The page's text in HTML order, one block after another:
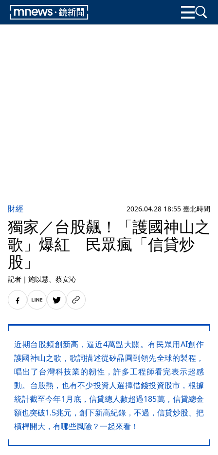
財經 2026.04.28 18:55 臺北時間
獨家／台股飆！「護國神山之
歌」爆紅 民眾瘋「信貸炒
股」
記者 ｜ 施以慧、蔡安沁
近期台股頻創新高，逼近4萬點大關。有民眾用AI創作
護國神山之歌，歌詞描述從矽晶圓到領先全球的製程，
唱出了台灣科技業的韌性，許多工程師看完表示超感
動。台股熱，也有不少投資人選擇借錢投資股市，根據
統計截至今年1月底，信貸總人數超過185萬，信貸總金
額也突破1.5兆元，創下新高紀錄，不過，信貸炒股、把
槓桿開大，有哪些風險？一起來看！